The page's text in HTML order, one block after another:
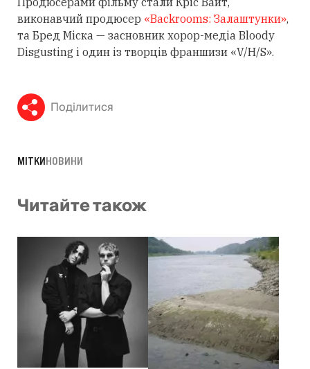
виконавчий продюсер «Backrooms: Залаштунки»,
та Бред Міска — засновник хорор-медіа Bloody
Disgusting і один із творців франшизи «V/H/S».
Поділитися
МІТКИНОВИНИ
Читайте також